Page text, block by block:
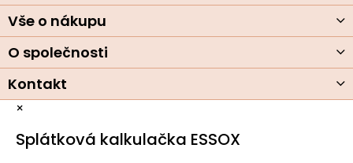
í
Vše o nákupu
O společnosti
Kontakt
×
Splátková kalkulačka ESSOX